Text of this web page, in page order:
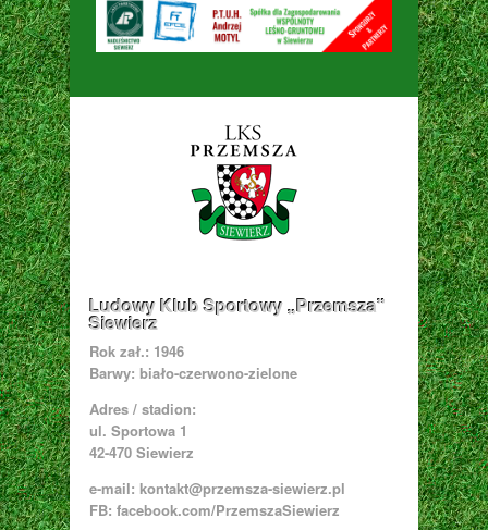
Ludowy Klub Sportowy „Przemsza”
Siewierz
Rok zał.: 1946
Barwy: biało-czerwono-zielone
Adres / stadion:
ul. Sportowa 1
42-470 Siewierz
e-mail: kontakt@przemsza-siewierz.pl
FB: facebook.com/PrzemszaSiewierz